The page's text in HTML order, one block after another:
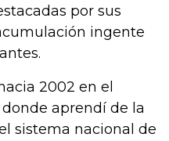
por sus
ingente
2002 en el
aprendí de la
sistema nacional de